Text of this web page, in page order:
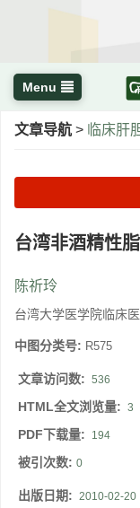
Menu
文章导航 > 临床肝
台湾非酒精性
陈祈玲
台湾大学医学院临床
中图分类号: R575
文章访问数: 536
HTML全文浏览量: 3
PDF下载量: 194
被引次数: 0
出版日期: 2010-02-20